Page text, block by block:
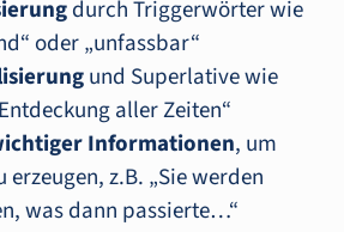
durch Triggerwörter wie
oder „unfassbar“
und Superlative wie
aller Zeiten“
Informationen, um
erzeugen, z.B. „Sie werden
was dann passierte…“